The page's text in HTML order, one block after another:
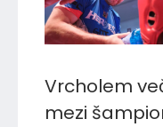
Vrcholem
mezi